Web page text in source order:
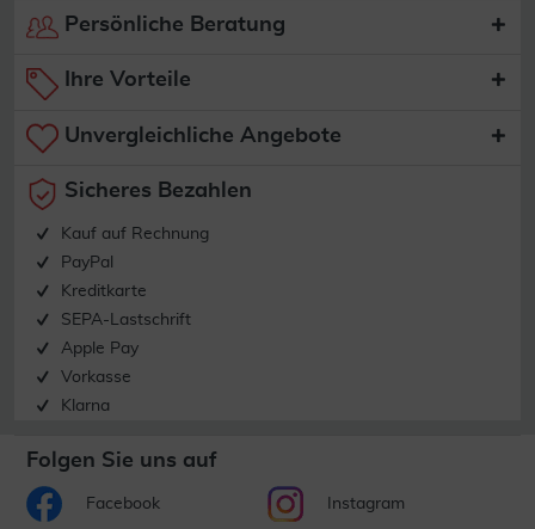
Persönliche Beratung
Ihre Vorteile
Unvergleichliche Angebote
Sicheres Bezahlen
Kauf auf Rechnung
PayPal
Kreditkarte
SEPA-Lastschrift
Apple Pay
Vorkasse
Klarna
Folgen Sie uns auf
Facebook Instagram